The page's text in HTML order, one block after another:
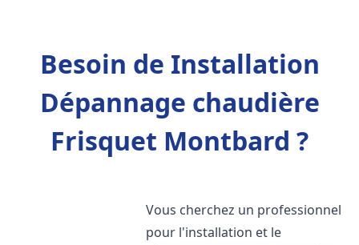
Besoin de Installation
Dépannage chaudière
Frisquet Montbard ?
Vous cherchez un professionnel
pour l'installation et le